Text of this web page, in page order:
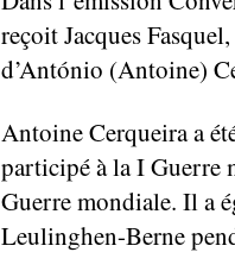
reçoit Jacques
d’António (Antoine)
Antoine Cerqueira a
participé à la I Guerre
Guerre mondiale. Il a
Leulinghen-Berne